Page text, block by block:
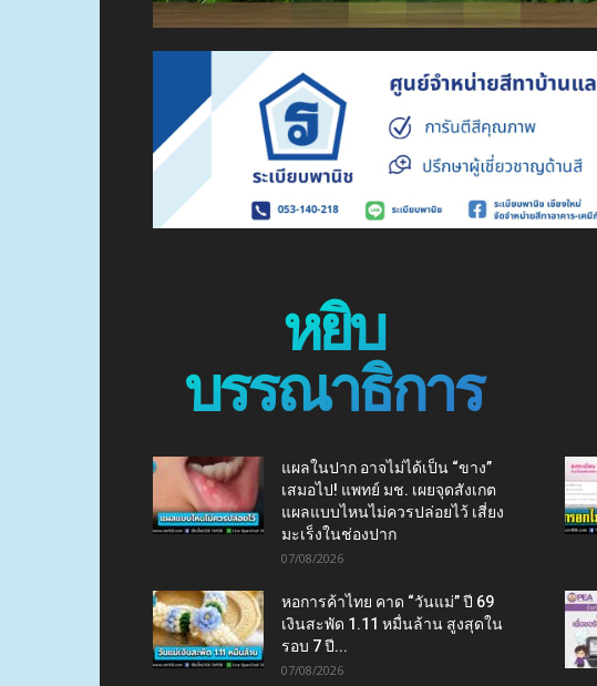
หยิบ
บรรณาธิการ
แผลในปาก อาจไม่ได้เป็น “ขาง”
เสมอไป! แพทย์ มช. เผยจุดสังเกต
แผลแบบไหนไม่ควรปล่อยไว้ เสี่ยง
มะเร็งในช่องปาก
07/08/2026
หอการค้าไทย คาด “วันแม่” ปี 69
เงินสะพัด 1.11 หมื่นล้าน สูงสุดใน
รอบ 7 ปี...
07/08/2026